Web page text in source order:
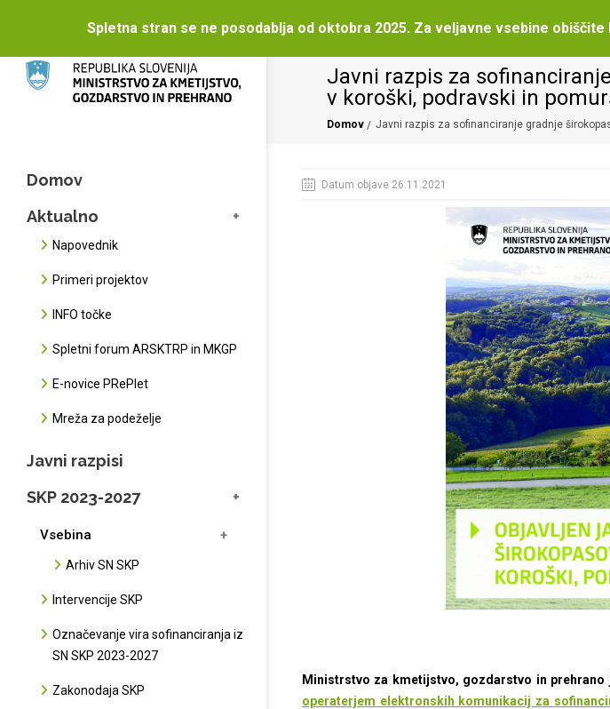
Spletna stran se ne posodablja od oktobra 2025. Za veljavne vsebine obiščite
Domov
Aktualno
Napovednik
Primeri projektov
INFO točke
Spletni forum ARSKTRP in MKGP
E-novice PRePlet
Mreža za podeželje
Javni razpisi
SKP 2023-2027
Vsebina
Arhiv SN SKP
Intervencije SKP
Označevanje vira sofinanciranja iz
SN SKP 2023-2027
Zakonodaja SKP
Javni razpis za
v koroški, podravski in
Domov Javni razpis za sofinanciranje gradnje
Datum objave 26.11.2021
Ministrstvo za kmetijstvo, gozdarstvo in
operaterjem elektronskih komunikacij za